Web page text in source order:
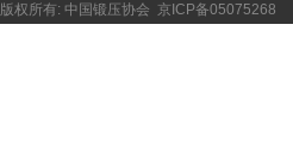
版权所有: 中国锻压协会 京ICP备05075268